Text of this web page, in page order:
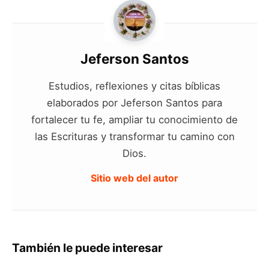
Jeferson Santos
Estudios, reflexiones y citas bíblicas
elaborados por Jeferson Santos para
fortalecer tu fe, ampliar tu conocimiento de
las Escrituras y transformar tu camino con
Dios.
Sitio web del autor
También le puede interesar